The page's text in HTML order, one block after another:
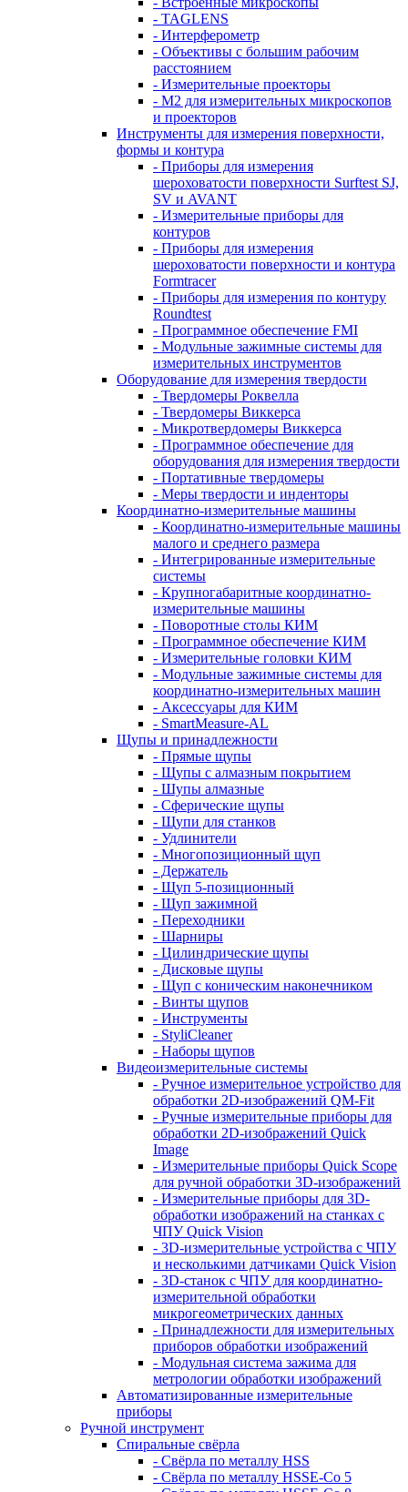
- TAGLENS
- Интерферометр
- Объективы с большим рабочим
расстоянием
- Измерительные проекторы
- M2 для измерительных микроскопов
и проекторов
Инструменты для измерения поверхности,
формы и контура
- Приборы для измерения
шероховатости поверхности Surftest SJ,
SV и AVANT
- Измерительные приборы для
контуров
- Приборы для измерения
шероховатости поверхности и контура
Formtracer
- Приборы для измерения по контуру
Roundtest
- Программное обеспечение FMI
- Модульные зажимные системы для
измерительных инструментов
Оборудование для измерения твердости
- Твердомеры Роквелла
- Твердомеры Виккерса
- Микротвердомеры Виккерса
- Программное обеспечение для
оборудования для измерения твердости
- Портативные твердомеры
- Меры твердости и инденторы
Координатно-измерительные машины
- Координатно-измерительные машины
малого и среднего размера
- Интегрированные измерительные
системы
- Крупногабаритные координатно-
измерительные машины
- Поворотные столы КИМ
- Программное обеспечение КИМ
- Измерительные головки КИМ
- Модульные зажимные системы для
координатно-измерительных машин
- Аксессуары для КИМ
- SmartMeasure-AL
Щупы и принадлежности
- Прямые щупы
- Щупы с алмазным покрытием
- Шупы алмазные
- Сферические щупы
- Щупи для станков
- Удлинители
- Многопозиционный щуп
- Держатель
- Щуп 5-позиционный
- Щуп зажимной
- Переходники
- Шарниры
- Цилиндрические щупы
- Дисковые щупы
- Щуп с коническим наконечником
- Винты щупов
- Инструменты
- StyliCleaner
- Наборы щупов
Видеоизмерительные системы
- Ручное измерительное устройство для
обработки 2D-изображений QM-Fit
- Ручные измерительные приборы для
обработки 2D-изображений Quick
Image
- Измерительные приборы Quick Scope
для ручной обработки 3D-изображений
- Измерительные приборы для 3D-
обработки изображений на станках с
ЧПУ Quick Vision
- 3D-измерительные устройства с ЧПУ
и несколькими датчиками Quick Vision
- 3D-станок с ЧПУ для координатно-
измерительной обработки
микрогеометрических данных
- Принадлежности для измерительных
приборов обработки изображений
- Модульная система зажима для
метрологии обработки изображений
Автоматизированные измерительные
приборы
Ручной инструмент
Спиральные свёрла
- Свёрла по металлу HSS
- Свёрла по металлу HSSE-Co 5